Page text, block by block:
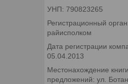
УНП: 790823265
Регистрационный
райисполком
Дата регистрации
05.04.2013
Местонахождение
предложений: ул.